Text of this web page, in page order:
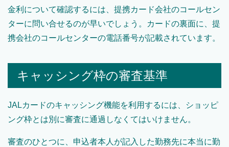
金利について確認するには、提携カード会社のコールセン
ターに問い合せるのが早いでしょう。カードの裏面に、提
携会社のコールセンターの電話番号が記載されています。
キャッシング枠の審査基準
JALカードのキャッシング機能を利用するには、ショッピ
ング枠とは別に審査に通過しなくてはいけません。
審査のひとつに、申込者本人が記入した勤務先に本当に勤